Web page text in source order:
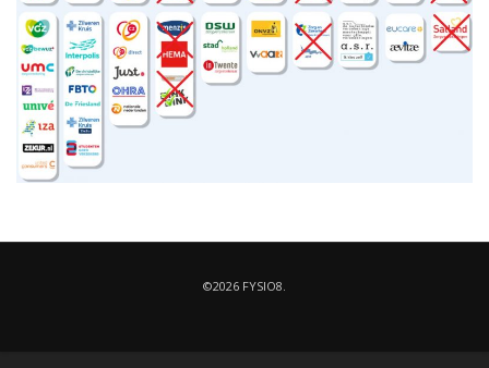
©2026 FYSIO8.